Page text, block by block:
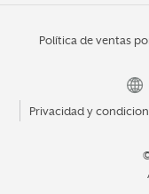
Política de ventas
Privacidad y